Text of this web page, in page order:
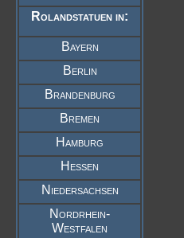
Rolandstatuen in:
Bayern
Berlin
Brandenburg
Bremen
Hamburg
Hessen
Niedersachsen
Nordrhein-
Westfalen